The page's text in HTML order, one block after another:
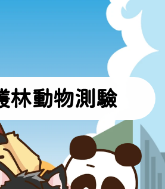
林動物測驗